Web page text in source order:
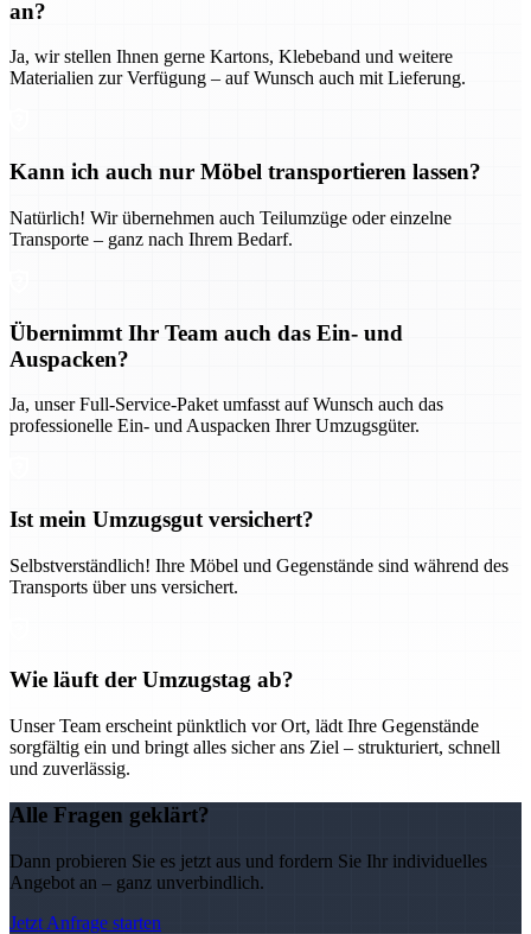
an?
Ja, wir stellen Ihnen gerne Kartons, Klebeband und weitere
Materialien zur Verfügung – auf Wunsch auch mit Lieferung.
Kann ich auch nur Möbel transportieren lassen?
Natürlich! Wir übernehmen auch Teilumzüge oder einzelne
Transporte – ganz nach Ihrem Bedarf.
Übernimmt Ihr Team auch das Ein- und
Auspacken?
Ja, unser Full-Service-Paket umfasst auf Wunsch auch das
professionelle Ein- und Auspacken Ihrer Umzugsgüter.
Ist mein Umzugsgut versichert?
Selbstverständlich! Ihre Möbel und Gegenstände sind während des
Transports über uns versichert.
Wie läuft der Umzugstag ab?
Unser Team erscheint pünktlich vor Ort, lädt Ihre Gegenstände
sorgfältig ein und bringt alles sicher ans Ziel – strukturiert, schnell
und zuverlässig.
Alle Fragen geklärt?
Dann probieren Sie es jetzt aus und fordern Sie Ihr individuelles
Angebot an – ganz unverbindlich.
Jetzt Anfrage starten